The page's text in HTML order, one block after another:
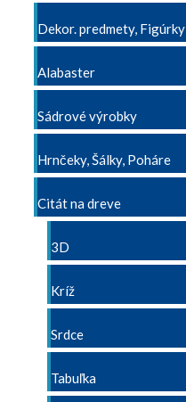
Dekor. predmety, Figúrky
Alabaster
Sádrové výrobky
Hrnčeky, Šálky, Poháre
Citát na dreve
3D
Kríž
Srdce
Tabuľka